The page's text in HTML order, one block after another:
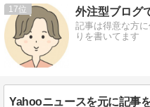
17 外注型ブログ
記事は得意な方
りを書いてます
Yahooニュースを元に記事